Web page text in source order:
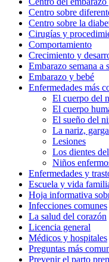
Centro sobre
Centro sobre la
Cirugías y
Comportamiento
Crecimiento y
Embarazo semana a
Embarazo y bebé
Enfermedades más
El cuerpo del
El cuerpo
El sueño del
La nariz,
Lesiones
Los dientes
Niños
Enfermedades y
Escuela y vida
Hoja informativa
Infecciones comunes
La salud del corazón
Licencia general
Médicos y hospitales
Preguntas más
Prevenir el parto